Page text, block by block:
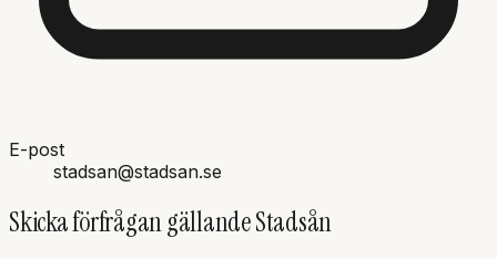
E-post
stadsan@stadsan.se
Skicka förfrågan gällandeStadsån